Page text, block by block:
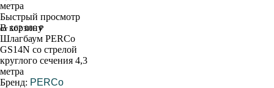
Быстрый просмотр
В корзину
от 162 000 ₽
Шлагбаум PERCo
GS14N со стрелой
круглого сечения 4,3
метра
Бренд: PERCo